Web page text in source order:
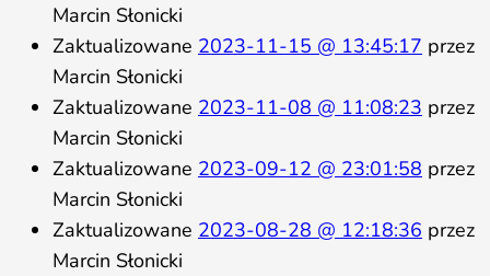
Marcin Słonicki
Zaktualizowane 2023-11-15 @ 13:45:17 przez
Marcin Słonicki
Zaktualizowane 2023-11-08 @ 11:08:23 przez
Marcin Słonicki
Zaktualizowane 2023-09-12 @ 23:01:58 przez
Marcin Słonicki
Zaktualizowane 2023-08-28 @ 12:18:36 przez
Marcin Słonicki